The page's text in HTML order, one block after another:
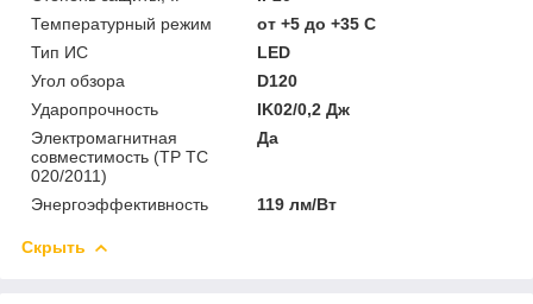
Температурный режим
от +5 до +35 C
Тип ИС
LED
Угол обзора
D120
Ударопрочность
IK02/0,2 Дж
Электромагнитная
совместимость (ТР ТС
020/2011)
Да
Энергоэффективность 119 лм/Вт
Скрыть